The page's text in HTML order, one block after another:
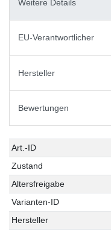
Weitere Details
EU-Verantwortlicher
Hersteller
Bewertungen
Technisches
Merkmal
Wert
Art.-ID
Zustand
Altersfreigabe
Varianten-ID
Hersteller